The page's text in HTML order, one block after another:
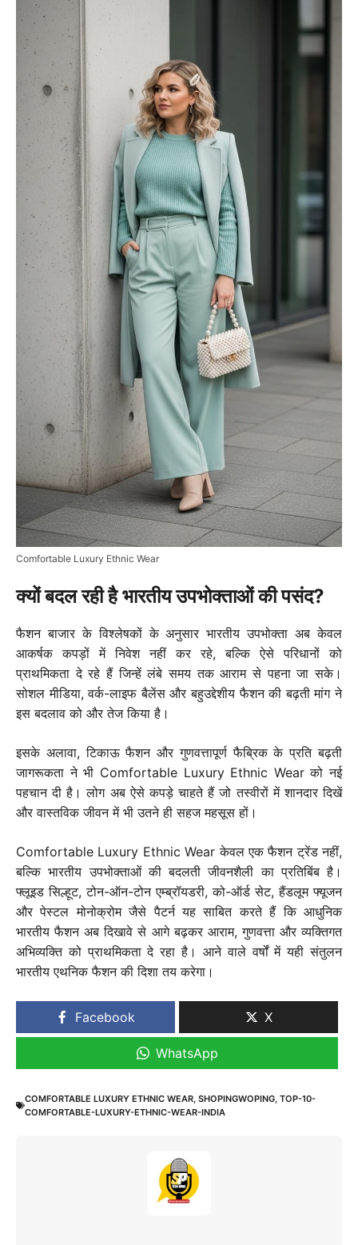
Comfortable Luxury Ethnic Wear
क्यों बदल रही है भारतीय उपभोक्ताओं की पसंद?
फैशन बाजार के विश्लेषकों के अनुसार भारतीय उपभोक्ता अब केवल
आकर्षक कपड़ों में निवेश नहीं कर रहे, बल्कि ऐसे परिधानों को
प्राथमिकता दे रहे हैं जिन्हें लंबे समय तक आराम से पहना जा सके।
सोशल मीडिया, वर्क-लाइफ बैलेंस और बहुउद्देशीय फैशन की बढ़ती मांग ने
इस बदलाव को और तेज किया है।
इसके अलावा, टिकाऊ फैशन और गुणवत्तापूर्ण फैब्रिक के प्रति बढ़ती
जागरूकता ने भी Comfortable Luxury Ethnic Wear को नई
पहचान दी है। लोग अब ऐसे कपड़े चाहते हैं जो तस्वीरों में शानदार दिखें
और वास्तविक जीवन में भी उतने ही सहज महसूस हों।
Comfortable Luxury Ethnic Wear केवल एक फैशन ट्रेंड नहीं,
बल्कि भारतीय उपभोक्ताओं की बदलती जीवनशैली का प्रतिबिंब है।
फ्लूइड सिल्हूट, टोन-ऑन-टोन एम्ब्रॉयडरी, को-ऑर्ड सेट, हैंडलूम फ्यूजन
और पेस्टल मोनोक्रोम जैसे पैटर्न यह साबित करते हैं कि आधुनिक
भारतीय फैशन अब दिखावे से आगे बढ़कर आराम, गुणवत्ता और व्यक्तिगत
अभिव्यक्ति को प्राथमिकता दे रहा है। आने वाले वर्षों में यही संतुलन
भारतीय एथनिक फैशन की दिशा तय करेगा।
Facebook X
WhatsApp
COMFORTABLE LUXURY ETHNIC WEAR SHOPINGWOPING TOP-10-
COMFORTABLE-LUXURY-ETHNIC-WEAR-INDIA